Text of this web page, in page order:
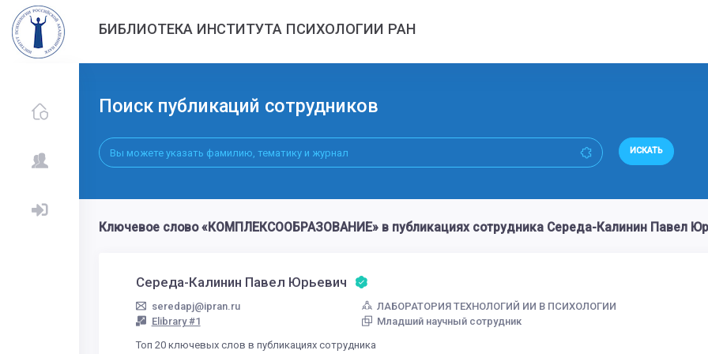
БИБЛИОТЕКА ИНСТИТУТА ПСИХОЛОГИИ РАН
Поиск публикаций сотрудников
ИСКАТЬ
Ключевое слово «КОМПЛЕКСООБРАЗОВАНИЕ» в публикациях сотрудника Середа-Калинин Павел
Середа-Калинин Павел Юрьевич
seredapj@ipran.ru
Elibrary #1
ЛАБОРАТОРИЯ ТЕХНОЛОГИЙ ИИ В ПСИХОЛОГИИ
Младший научный сотрудник
Топ 20 ключевых слов в публикациях сотрудника